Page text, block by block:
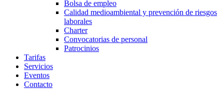
Bolsa de empleo
Calidad medioambiental y prevención de riesgos
laborales
Charter
Convocatorias de personal
Patrocinios
Tarifas
Servicios
Eventos
Contacto